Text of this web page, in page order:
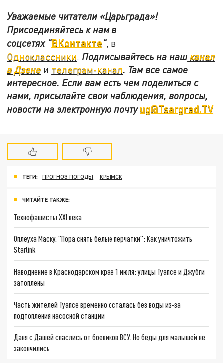
Уважаемые читатели «Царьграда»!
Присоединяйтесь к нам в
соцсетях "ВКонтакте", в
Одноклассники. Подписывайтесь на нашканал
в Дзене и телеграм-канал. Там все самое
интересное. Если вам есть чем поделиться с
нами, присылайте свои наблюдения, вопросы,
новости на электронную почтуug@Tsargrad.TV
ТЕГИ: ПРОГНОЗ ПОГОДЫ КРЫМСК
ЧИТАЙТЕ ТАКЖЕ:
Технофашисты XXI века
Оплеуха Маску. "Пора снять белые перчатки": Как уничтожить
Starlink
Наводнение в Краснодарском крае 1 июля: улицы Туапсе и Джубги
затоплены
Часть жителей Туапсе временно осталась без воды из-за
подтопления насосной станции
Даня с Дашей спаслись от боевиков ВСУ. Но беды для малышей не
закончились